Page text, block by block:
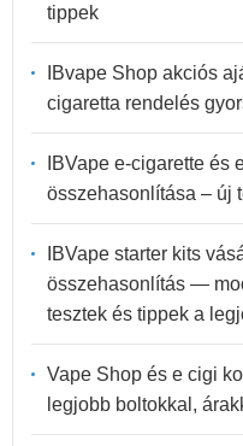
tippek
IBvape Shop akciós
cigaretta rendelés
IBVape e-cigarette és
összehasonlítása – új
IBVape starter kits
összehasonlítás —
tesztek és tippek a
Vape Shop és e cigi
legjobb boltokkal,